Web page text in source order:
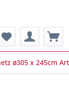
ø305 x 245cm